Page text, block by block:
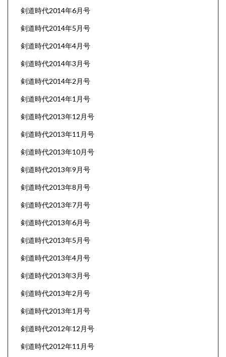
剣道時代2014年6月号
剣道時代2014年5月号
剣道時代2014年4月号
剣道時代2014年3月号
剣道時代2014年2月号
剣道時代2014年1月号
剣道時代2013年12月号
剣道時代2013年11月号
剣道時代2013年10月号
剣道時代2013年9月号
剣道時代2013年8月号
剣道時代2013年7月号
剣道時代2013年6月号
剣道時代2013年5月号
剣道時代2013年4月号
剣道時代2013年3月号
剣道時代2013年2月号
剣道時代2013年1月号
剣道時代2012年12月号
剣道時代2012年11月号